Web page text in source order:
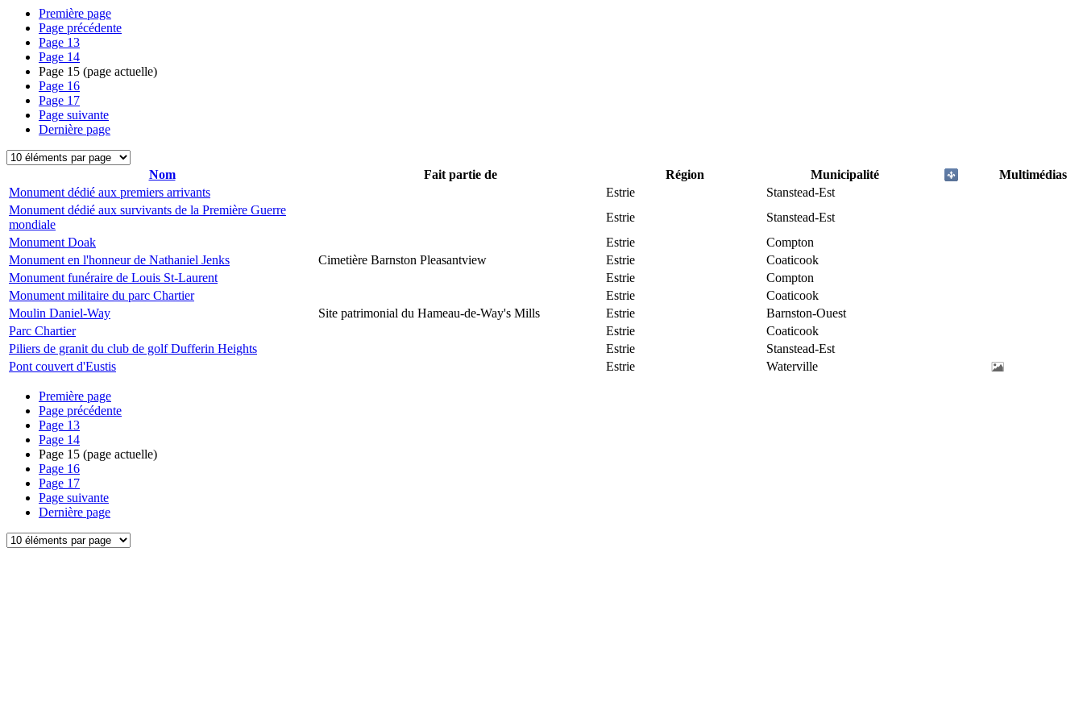
Première page
Page précédente
Page 13
Page 14
Page 15 (page actuelle)
Page 16
Page 17
Page suivante
Dernière page
Nom Fait partie de Région Municipalité
Multimédias
Monument dédié aux premiers arrivants
Estrie
Stanstead-Est
Monument dédié aux survivants de la Première Guerre
mondiale
Estrie
Stanstead-Est
Monument Doak
Estrie
Compton
Monument en l'honneur de Nathaniel Jenks
Cimetière Barnston Pleasantview Estrie
Coaticook
Monument funéraire de Louis St-Laurent
Estrie
Compton
Monument militaire du parc Chartier
Estrie
Coaticook
Moulin Daniel-Way
Site patrimonial du Hameau-de-Way's Mills Estrie
Barnston-Ouest
Parc Chartier
Estrie
Coaticook
Piliers de granit du club de golf Dufferin Heights
Estrie
Stanstead-Est
Pont couvert d'Eustis
Estrie Waterville
Première page
Page précédente
Page 13
Page 14
Page 15 (page actuelle)
Page 16
Page 17
Page suivante
Dernière page